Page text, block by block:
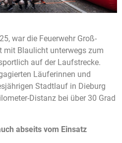
war die Feuerwehr Groß-
mit Blaulicht unterwegs zum
auf der Laufstrecke.
Läuferinnen und
Stadtlauf in Dieburg
Distanz bei über 30 Grad
abseits vom Einsatz